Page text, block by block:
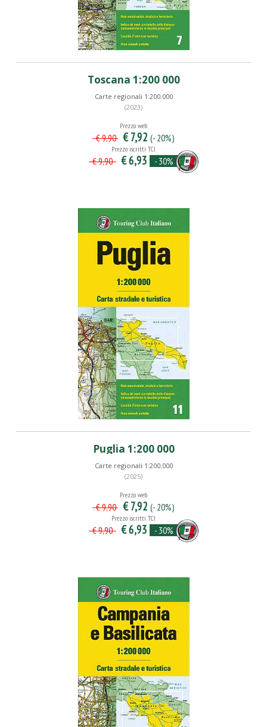
Toscana 1:200 000
Carte regionali 1:200.000
(2023)
Prezzo web
€ 9,90 € 7,92 (- 20%)
Prezzo iscritti TCI
€ 9,90 € 6,93 - 30%
Puglia 1:200 000
Carte regionali 1:200.000
(2025)
Prezzo web
€ 9,90 € 7,92 (- 20%)
Prezzo iscritti TCI
€ 9,90 € 6,93 - 30%